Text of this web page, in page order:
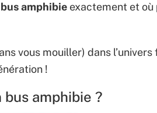
bus amphibie exactement et
vous mouiller) dans
!
bus amphibie ?